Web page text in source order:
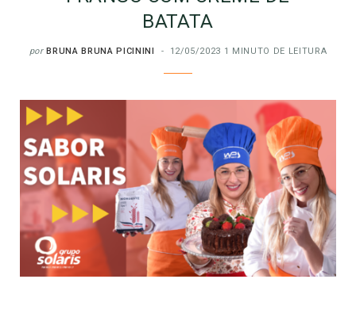
BATATA
por BRUNA BRUNA PICININI 12/05/2023 1 MINUTO DE LEITURA